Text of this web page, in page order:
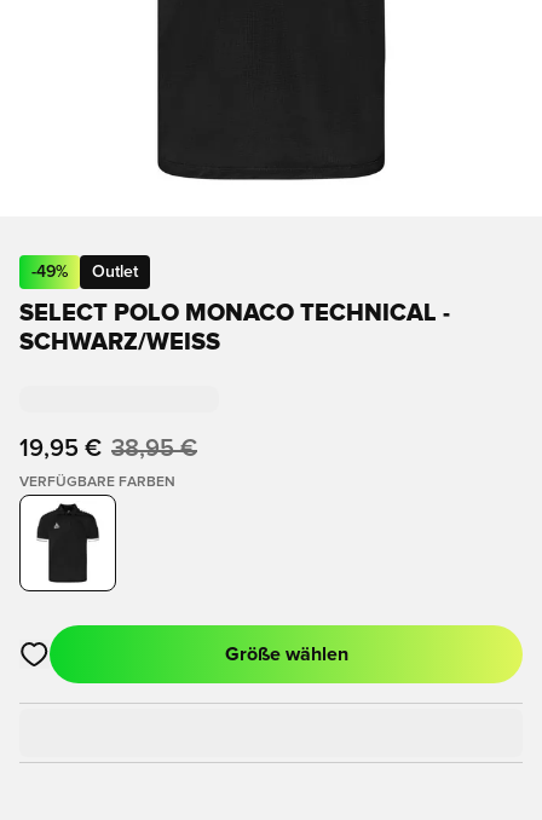
-49% Outlet
SELECT POLO MONACO TECHNICAL -
SCHWARZ/WEISS
19,95 € 38,95 €
VERFÜGBARE FARBEN
Öffnet ein neues Fenster zum Anmelden oder Registrieren
Größe wählen